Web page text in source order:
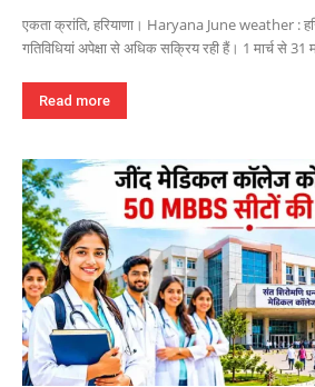
एकता क्रांति, हरियाणा। Haryana June weather :
गतिविधियां अपेक्षा से अधिक सक्रिय रही हैं। 1 मार्च से 31
Read more